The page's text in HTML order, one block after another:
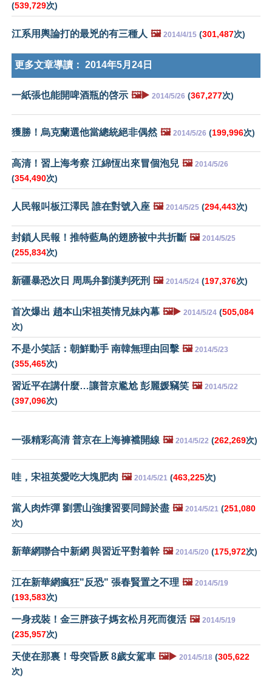
(539,729次)
江系用輿論打的最兇的有三種人 🖼️ 2014/4/15 (301,487次)
更多文章導讀： 2014年5月24日
一紙張也能開啤酒瓶的啓示 🖼️▶️ 2014/5/26 (367,277次)
獲勝！烏克蘭選他當總統絕非偶然 🖼️ 2014/5/26 (199,996次)
高清！習上海考察 江綿恆出來冒個泡兒 🖼️ 2014/5/26
(354,490次)
人民報叫板江澤民 誰在對號入座 🖼️ 2014/5/25 (294,443次)
封鎖人民報！推特藍鳥的翅膀被中共折斷 🖼️ 2014/5/25
(255,834次)
新疆暴恐次日 周馬弁劉漢判死刑 🖼️ 2014/5/24 (197,376次)
首次爆出 趙本山宋祖英情兄妹內幕 🖼️▶️ 2014/5/24 (505,084
次)
不是小笑話：朝鮮動手 南韓無理由回擊 🖼️ 2014/5/23
(355,465次)
習近平在講什麼…讓普京尷尬 彭麗媛竊笑 🖼️ 2014/5/22
(397,096次)
一張精彩高清 普京在上海褲襠開線 🖼️ 2014/5/22 (262,269次)
哇，宋祖英愛吃大塊肥肉 🖼️ 2014/5/21 (463,225次)
當人肉炸彈 劉雲山強摟習要同歸於盡 🖼️ 2014/5/21 (251,080
次)
新華網聯合中新網 與習近平對着幹 🖼️ 2014/5/20 (175,972次)
江在新華網瘋狂"反恐" 張春賢置之不理 🖼️ 2014/5/19
(193,583次)
一身戎裝！金三胖孩子媽玄松月死而復活 🖼️ 2014/5/19
(235,957次)
天使在那裏！母突昏厥 8歲女駕車 🖼️▶️ 2014/5/18 (305,622
次)